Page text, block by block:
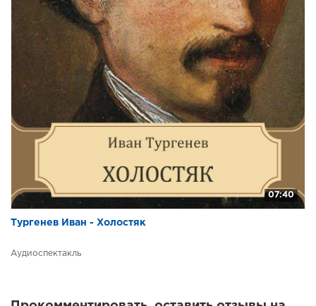
07:40
Тургенев Иван - Холостяк
Аудиоспектакль